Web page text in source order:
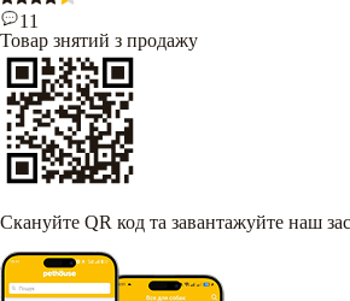
11
Товар знятий з продажу
Скануйте QR код та завантажуйте наш